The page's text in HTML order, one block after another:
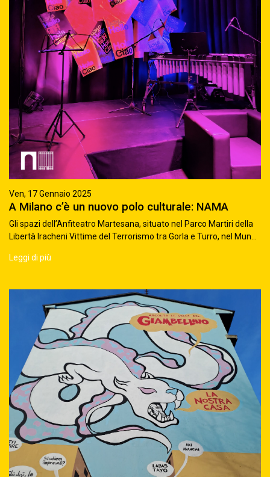
Ven, 17 Gennaio 2025
A Milano c’è un nuovo polo culturale: NAMA
Gli spazi dell’Anfiteatro Martesana, situato nel Parco Martiri della
Libertà Iracheni Vittime del Terrorismo tra Gorla e Turro, nel Mun...
Leggi di più